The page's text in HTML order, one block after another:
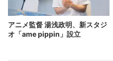
アニメ監督 湯浅政明、新スタジ
オ「ame pippin」設立